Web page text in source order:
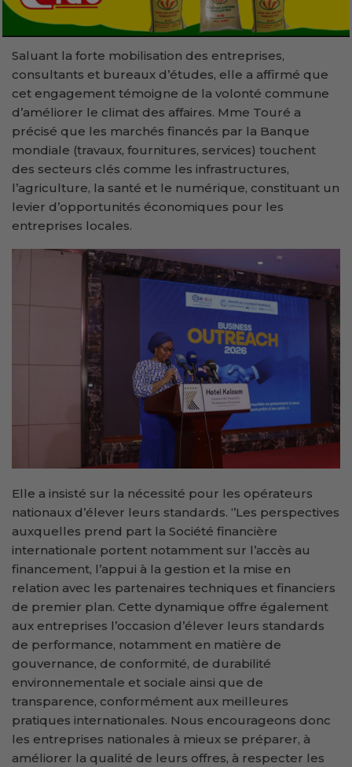
Saluant la forte mobilisation des entreprises,
consultants et bureaux d’études, elle a affirmé que
cet engagement témoigne de la volonté commune
d’améliorer le climat des affaires. Mme Touré a
précisé que les marchés financés par la Banque
mondiale (travaux, fournitures, services) touchent
des secteurs clés comme les infrastructures,
l’agriculture, la santé et le numérique, constituant un
levier d’opportunités économiques pour les
entreprises locales.
Elle a insisté sur la nécessité pour les opérateurs
nationaux d’élever leurs standards. ‘’Les perspectives
auxquelles prend part la Société financière
internationale portent notamment sur l’accès au
financement, l’appui à la gestion et la mise en
relation avec les partenaires techniques et financiers
de premier plan. Cette dynamique offre également
aux entreprises l’occasion d’élever leurs standards
de performance, notamment en matière de
gouvernance, de conformité, de durabilité
environnementale et sociale ainsi que de
transparence, conformément aux meilleures
pratiques internationales. Nous encourageons donc
les entreprises nationales à mieux se préparer, à
améliorer la qualité de leurs offres, à respecter les